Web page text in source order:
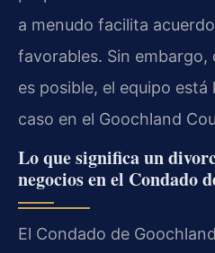
a menudo facilita
favorables. Sin embargo,
es posible, el equipo
caso en el Goochland
Lo que significa un
negocios en el Condado
El Condado de